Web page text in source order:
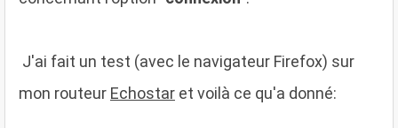
J'ai fait un test (avec le navigateur Firefox) sur
mon routeur Echostar et voilà ce qu'a donné: